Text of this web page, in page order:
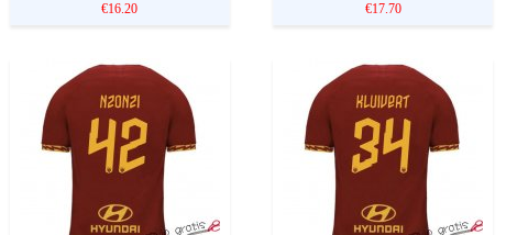
€16.20 €17.70